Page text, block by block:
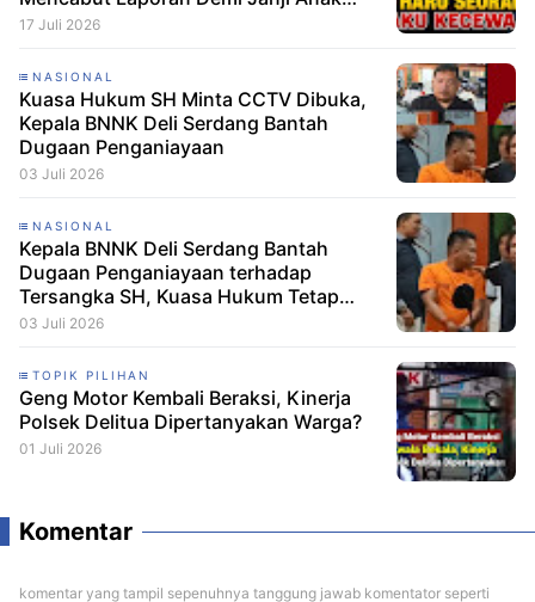
Dibebaskan
17 Juli 2026
NASIONAL
Kuasa Hukum SH Minta CCTV Dibuka,
Kepala BNNK Deli Serdang Bantah
Dugaan Penganiayaan
03 Juli 2026
NASIONAL
Kepala BNNK Deli Serdang Bantah
Dugaan Penganiayaan terhadap
Tersangka SH, Kuasa Hukum Tetap
Minta CCTV Dibuka
03 Juli 2026
TOPIK PILIHAN
Geng Motor Kembali Beraksi, Kinerja
Polsek Delitua Dipertanyakan Warga?
01 Juli 2026
Komentar
komentar yang tampil sepenuhnya tanggung jawab komentator seperti